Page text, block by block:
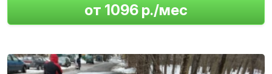
от 1096 р./мес